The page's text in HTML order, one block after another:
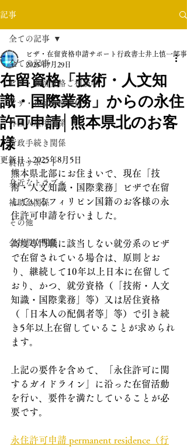
記事
全ての記事
ビザ・在留資格ご相談等
ビザ・在留資格関係
外国人雇用関係
行政手続き関係
終活サポート
身近なトラブル
補助金関係
その他
会社設立関係
全ての記事
在留資格「技術・人文知
識・国際業務」からの永住
許可申請│熊本県北のお客
様
ビザ・在留資格申請サポート行政書士井上慎一郎事
2025年7月29日
更新日：2025年8月5日
熊本県北部にお住まいで、現在「技
術・人文知識・国際業務」ビザで在留
しているフィリピン国籍のお客様の永
住許可申請を行いました。
高度専門職に該当しない就労系のビザ
で在留されている場合は、原則どお
り、継続して10年以上日本に在留して
おり、かつ、就労資格（「技術・人文
知識・国際業務」等）又は居住資格
（「日本人の配偶者等」等）で引き続
き5年以上在留していることが求められ
ます。
上記の要件を含めて、「永住許可に関
するガイドライン」に沿った在留活動
を行い、要件を満たしていることが必
要です。
永住許可申請 permanent residence（行